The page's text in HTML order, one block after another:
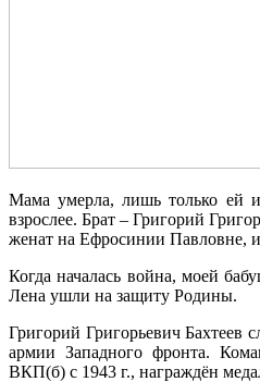
Мама умерла, лишь только ей
взрослее. Брат – Григорий
женат на Ефросинии Павловне,
Когда началась война, моей
Лена ушли на защиту Родины.
Григорий Григорьевич Бахтеев
армии Западного фронта.
ВКП(б) с 1943 г., награждён